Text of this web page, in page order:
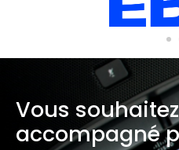
Vous
accompagné